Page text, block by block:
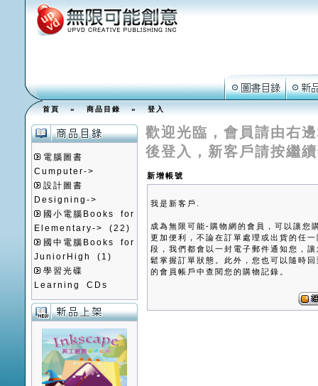
首頁»商品目錄»登入
電腦圖書
Cumputer->
設計圖書
Designing->
國小電腦Books for
Elementary->
(22)
國中電腦Books for
JuniorHigh
(1)
學習光碟
Learning CDs
歡迎光臨，會員請由右
後登入，新客戶請按繼
新增帳號
我是新客戶.
成為無限可能-購物網的會員，可以讓您
更加便利，不論在訂單處理或出貨的任一
段，我們都會以一封電子郵件通知您，
鬆掌握訂單狀態。此外，您也可以隨時
的會員帳戶中查閱您的購物記錄。